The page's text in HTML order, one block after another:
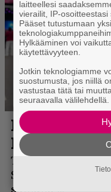
laitteellesi
vierailit, IP-osoitteestasi
Pääset tutustumaan
Hylkääminen voi
käytettävyyteen.
Jotkin teknologiamme
suostumusta, jos niillä
vastustaa tätä tai
seuraavalla välilehdellä.